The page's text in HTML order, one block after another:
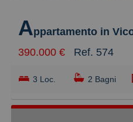
Appartamento in Vico del
390.000 €
Ref. 574
3 Loc. 2 Bagni